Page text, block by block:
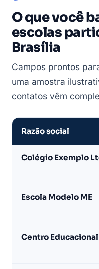
O que você
escolas
Brasília
Campos prontos
uma amostra
contatos vêm
escolas
Brasília
Razão social
Colégio Exemplo
Escola Modelo ME
Centro